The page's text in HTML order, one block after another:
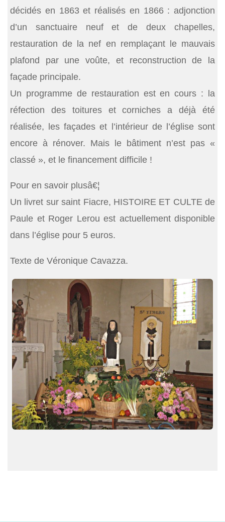
décidés en 1863 et réalisés en 1866 : adjonction
d’un sanctuaire neuf et de deux chapelles,
restauration de la nef en remplaçant le mauvais
plafond par une voûte, et reconstruction de la
façade principale.
Un programme de restauration est en cours : la
réfection des toitures et corniches a déjà été
réalisée, les façades et l’intérieur de l’église sont
encore à rénover. Mais le bâtiment n’est pas «
classé », et le financement difficile !
Pour en savoir plusâ€¦
Un livret sur saint Fiacre, HISTOIRE ET CULTE de
Paule et Roger Lerou est actuellement disponible
dans l’église pour 5 euros.
Texte de Véronique Cavazza.